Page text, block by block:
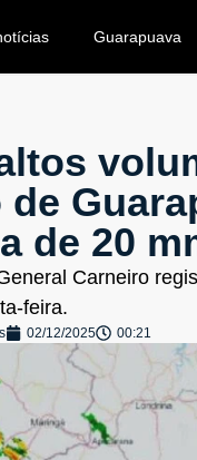
Guarapuava
de 20
Carneiro
feira.
02/12/2025 00:21